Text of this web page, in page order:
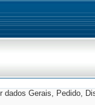
dados Gerais, Pedido,